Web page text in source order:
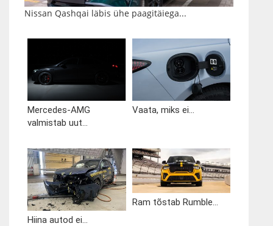
Nissan Qashqai läbis ühe paagitäiega...
Mercedes-AMG
valmistab uut...
Vaata, miks ei...
Hiina autod ei...
Ram tõstab Rumble...